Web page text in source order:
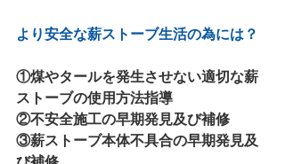
より安全な薪ストーブ生活の為には？
①煤やタールを発生させない適切な薪
ストーブの使用方法指導
②不安全施工の早期発見及び補修
③薪ストーブ本体不具合の早期発見及